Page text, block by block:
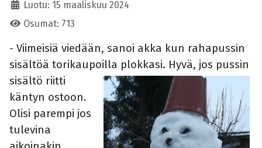
Luotu: 15 maaliskuu 2024
Osumat: 713
- Viimeisiä viedään, sanoi akka kun rahapussin
sisältöä torikaupoilla plokkasi. Hyvä, jos pussin
sisältö riitti
käntyn ostoon.
Olisi parempi jos
tulevina